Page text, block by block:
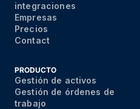
integraciones
Empresas
Precios
Contact
PRODUCTO
Gestión de activos
Gestión de órdenes de
trabajo